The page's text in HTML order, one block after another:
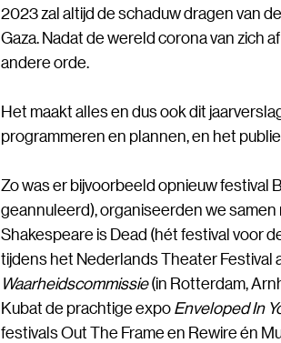
2023 zal altijd de schaduw dragen van
Gaza. Nadat de wereld corona van zich
andere orde.
Het maakt alles en dus ook dit
programmeren en plannen, en het
Zo was er bijvoorbeeld opnieuw festival
geannuleerd), organiseerden we
Shakespeare is Dead (hét festival voor
tijdens het Nederlands Theater Festival
Waarheidscommissie(in Rotterdam,
Kubat de prachtige expoEnveloped In
festivals Out The Frame en Rewire én